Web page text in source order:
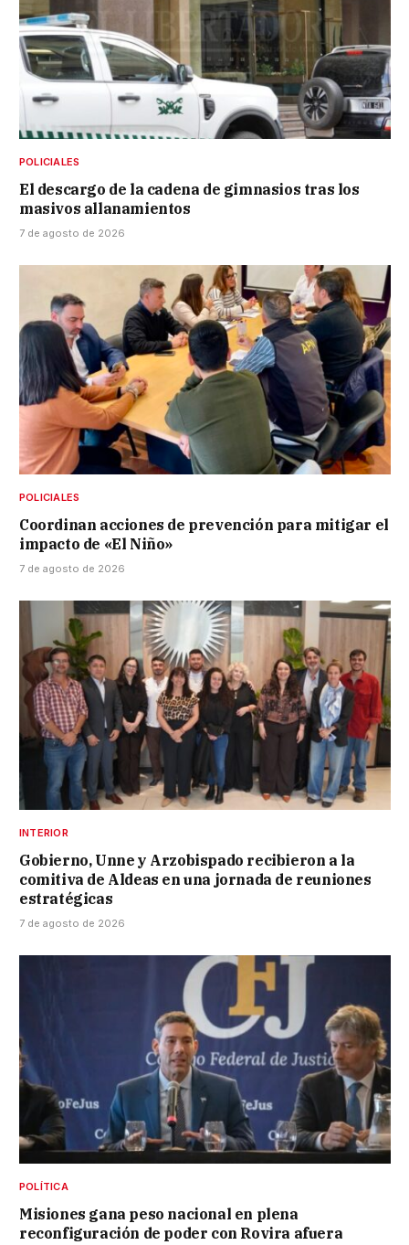
POLICIALES
El descargo de la cadena de gimnasios tras los
masivos allanamientos
7 de agosto de 2026
POLICIALES
Coordinan acciones de prevención para mitigar el
impacto de «El Niño»
7 de agosto de 2026
INTERIOR
Gobierno, Unne y Arzobispado recibieron a la
comitiva de Aldeas en una jornada de reuniones
estratégicas
7 de agosto de 2026
POLÍTICA
Misiones gana peso nacional en plena
reconfiguración de poder con Rovira afuera